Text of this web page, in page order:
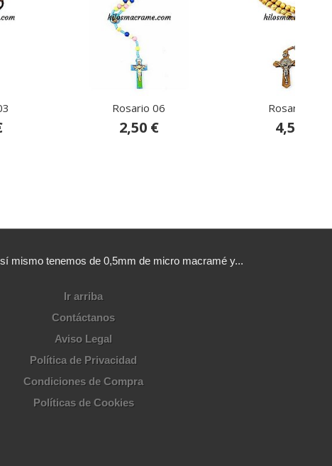
Rosario 06
2,50 €
Rosario 07
4,50 €
mismo tenemos de 0,5mm de micro macramé y...
Ir arriba
Contáctanos
Aviso Legal
Política de Privacidad
Condiciones de Compra
Políticas de Cookies